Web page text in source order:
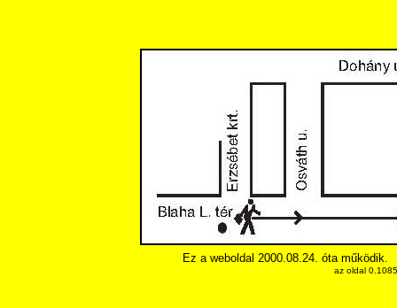
Ez a weboldal 2000.08.24. óta működik.
az oldal